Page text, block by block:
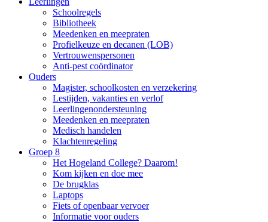
Schoolregels
Bibliotheek
Meedenken en meepraten
Profielkeuze en decanen (LOB)
Vertrouwenspersonen
Anti-pest coördinator
Ouders
Magister, schoolkosten en verzekering
Lestijden, vakanties en verlof
Leerlingenondersteuning
Meedenken en meepraten
Medisch handelen
Klachtenregeling
Groep 8
Het Hogeland College? Daarom!
Kom kijken en doe mee
De brugklas
Laptops
Fiets of openbaar vervoer
Informatie voor ouders